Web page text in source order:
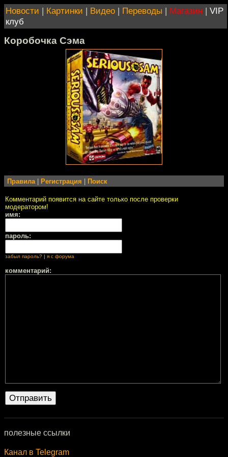
Новости | Картинки | Видео | Переводы | Магазин | VIP
клуб
Коробочка Сэма
Правила Регистрация Поиск
Комментарий появится на сайте только после проверки
модератором!
имя:
пароль:
забыл пароль? | я с форума
комментарий:
полезные ссылки
Канал в Telegram